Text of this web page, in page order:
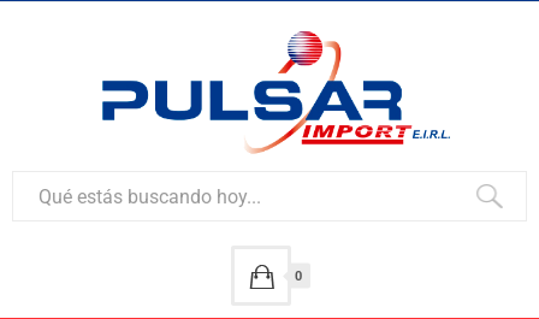
0